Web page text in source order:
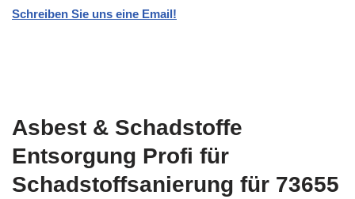
Schreiben Sie uns eine Email!
Asbest & Schadstoffe
Entsorgung Profi für
Schadstoffsanierung für 73655